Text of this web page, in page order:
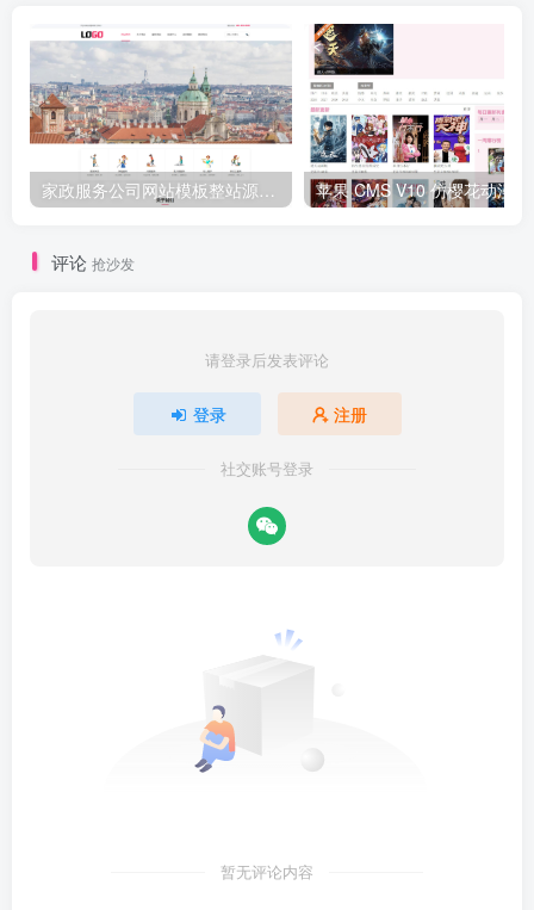
家政服务公司网站模板整站源码 | 粉色风格家政保洁企业官网 PHP 源码带预约功能
评论 抢沙发
请登录后发表评论
登录 注册
社交账号登录
暂无评论内容